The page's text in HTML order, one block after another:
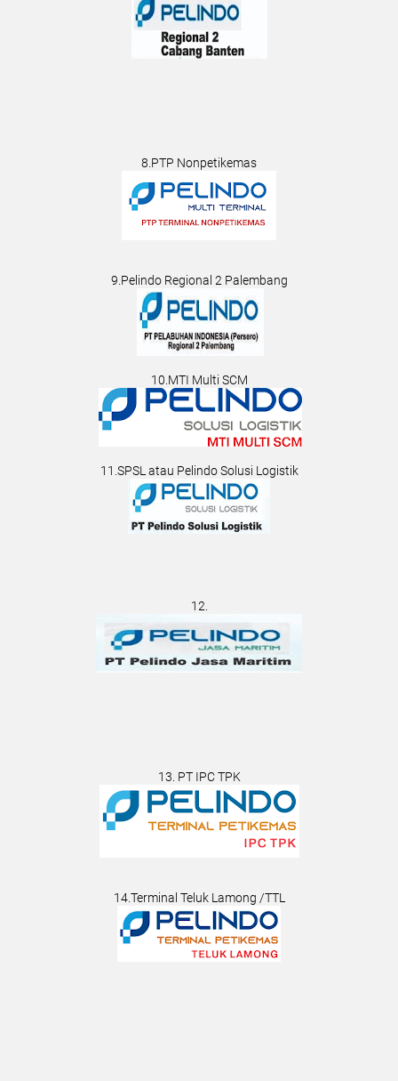
8.PTP Nonpetikemas
9.Pelindo Regional 2 Palembang
10.MTI Multi SCM
11.SPSL atau Pelindo Solusi Logistik
12.
13. PT IPC TPK
14.Terminal Teluk Lamong /TTL